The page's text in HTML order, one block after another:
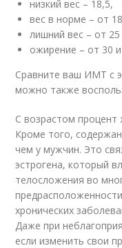
низкий вес – 18,5,
вес в норме – от
лишний вес – от
ожирение – от 30
Сравните ваш ИМТ с
можно также
С возрастом процент
Кроме того,
чем у мужчин. Это
эстрогена, который
телосложения во
хронических
Даже при
если изменить свои